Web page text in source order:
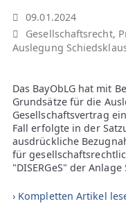
09.01.2024
Gesellschaftsrecht,
Auslegung
Das BayObLG hat mit
Grundsätze für die
Gesellschaftsvertrag
Fall erfolgte in der
ausdrückliche
für
"DISERGeS" der
› Kompletten Artikel